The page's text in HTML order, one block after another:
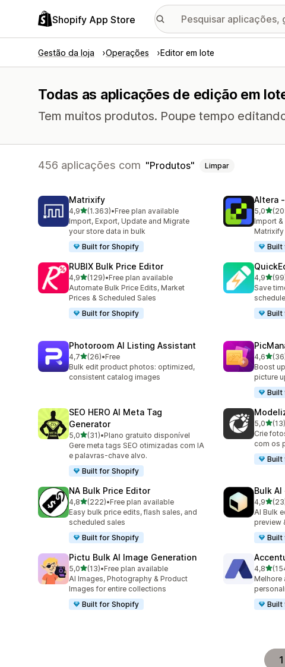
Shopify App Store
Gestão da loja Operações Editor em lote
Todas as aplicações de edição em
Tem muitos produtos. Poupe tempo
456 aplicações com Produtos Limpar
Matrixify
4,9de 5 estrelas
(1.363)
1363 total de avaliações
•Free plan available
Import, Export, Update and Migrate
your store data in bulk
Built for Shopify
Altera
5,0de 5
205
Import &
Built
RUBIX Bulk Price Editor
4,9de 5 estrelas
(129)
129 total de avaliações
•Free plan available
Automate Bulk Price Edits, Market
Prices & Scheduled Sales
Built for Shopify
4,9de 5
99 total
Save
Built
Photoroom AI Listing Assistant
4,7de 5 estrelas
(26)
26 total de avaliações
•Free
Bulk edit product photos: optimized,
consistent catalog images
4,6de 5
36 total
Boost
picture
Built
SEO HERO AI Meta Tag
Generator
5,0de 5 estrelas
(31)
31 total de avaliações
•Plano gratuito disponível
Gere meta tags SEO otimizadas com IA
e palavras-chave alvo.
Built for Shopify
5,0de 5(13)
13 total
Crie
com os
Built
NA Bulk Price Editor
4,8de 5 estrelas
(222)
222 total de avaliações
•Free plan available
Easy bulk price edits, flash sales, and
scheduled sales
Built for Shopify
Bulk
4,9de 5
23 total
AI Bulk
preview
Built
Pictu Bulk AI Image Generation
5,0de 5 estrelas
(13)
13 total de avaliações
•Free plan available
AI Images, Photography & Product
Images for entire collections
Built for Shopify
4,8de 5
154
Melhore
Built
1